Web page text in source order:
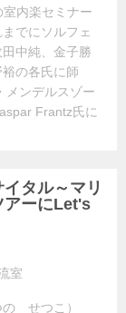
内楽セミナー
でにソルフェ
中純、金子勝
の各氏に師
メンデルスゾー
Frantz氏に
タル～マリ
アーにLet's
室
せつこ）